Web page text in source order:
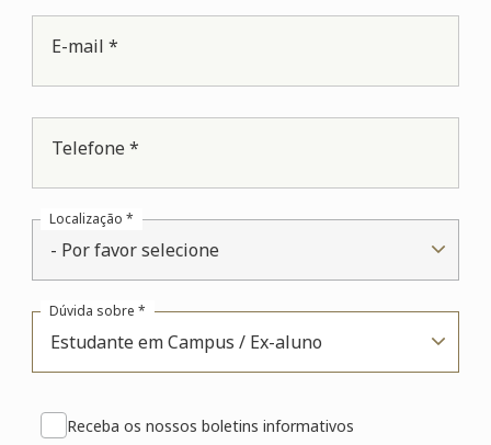
E-mail *
Telefone *
- Por favor selecione
Localização *
Estudante em Campus / Ex-aluno
Dúvida sobre *
Receba os nossos boletins informativos